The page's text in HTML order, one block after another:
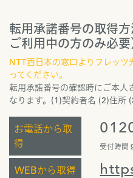
転用承諾番号の取得
ご利用中の方のみ必要
NTT西日本の窓口よりフレッ
ってください。
転用承諾番号の確認時にご本人
なります。(1)契約者名 (2)住所
お電話から取
得
受付時間
WEBから取得